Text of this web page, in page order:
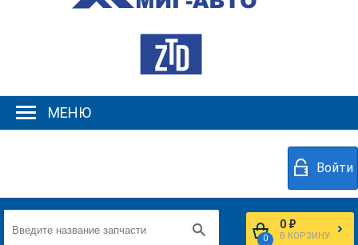
МЕНЮ
Войти
0
0 ₽
В КОРЗИНУ